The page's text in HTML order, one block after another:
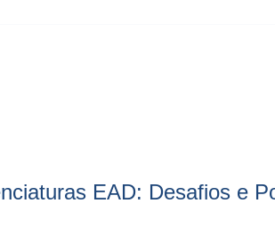
EAD: Desafios e